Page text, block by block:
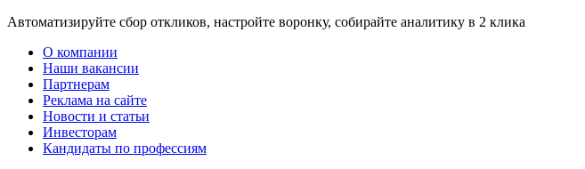
Автоматизируйте сбор откликов, настройте воронку, собирайте аналитику в 2 клика
О компании
Наши вакансии
Партнерам
Реклама на сайте
Новости и статьи
Инвесторам
Кандидаты по профессиям